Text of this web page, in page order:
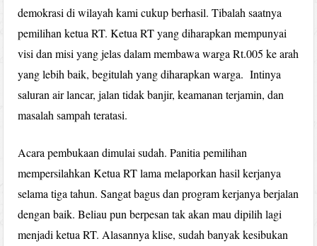
demokrasi di wilayah kami cukup berhasil. Tibalah saatnya
pemilihan ketua RT. Ketua RT yang diharapkan mempunyai
visi dan misi yang jelas dalam membawa warga Rt.005 ke arah
yang lebih baik, begitulah yang diharapkan warga. Intinya
saluran air lancar, jalan tidak banjir, keamanan terjamin, dan
masalah sampah teratasi.
Acara pembukaan dimulai sudah. Panitia pemilihan
mempersilahkan Ketua RT lama melaporkan hasil kerjanya
selama tiga tahun. Sangat bagus dan program kerjanya berjalan
dengan baik. Beliau pun berpesan tak akan mau dipilih lagi
menjadi ketua RT. Alasannya klise, sudah banyak kesibukan